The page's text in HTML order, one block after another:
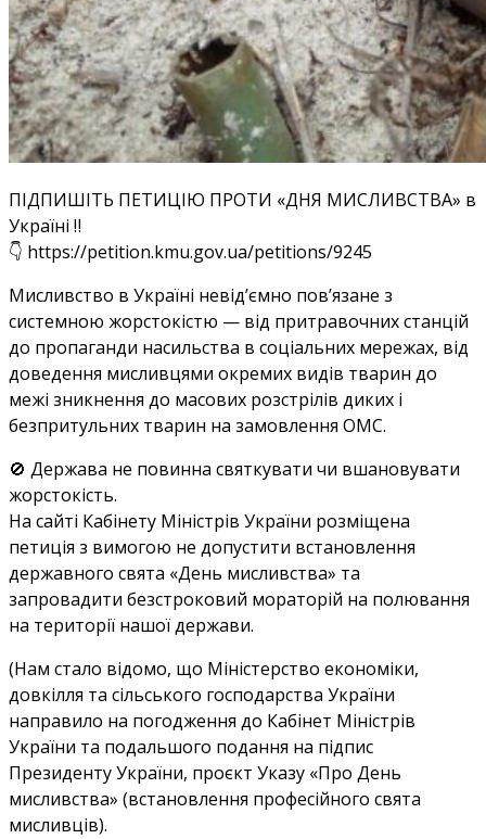
ПІДПИШІТЬ ПЕТИЦІЮ ПРОТИ «ДНЯ МИСЛИВСТВА» в
Україні ‼️
👇 https://petition.kmu.gov.ua/petitions/9245
Мисливство в Україні невід’ємно пов’язане з
системною жорстокістю — від притравочних станцій
до пропаганди насильства в соціальних мережах, від
доведення мисливцями окремих видів тварин до
межі зникнення до масових розстрілів диких і
безпритульних тварин на замовлення ОМС.
🚫 Держава не повинна святкувати чи вшановувати
жорстокість.
На сайті Кабінету Міністрів України розміщена
петиція з вимогою не допустити встановлення
державного свята «День мисливства» та
запровадити безстроковий мораторій на полювання
на території нашої держави.
(Нам стало відомо, що Міністерство економіки,
довкілля та сільського господарства України
направило на погодження до Кабінет Міністрів
України та подальшого подання на підпис
Президенту України, проєкт Указу «Про День
мисливства» (встановлення професійного свята
мисливців).